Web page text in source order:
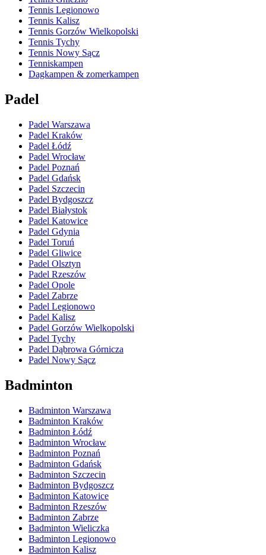
Tennis Legionowo
Tennis Kalisz
Tennis Gorzów Wielkopolski
Tennis Tychy
Tennis Nowy Sącz
Tenniskampen
Dagkampen & zomerkampen
Padel
Padel Warszawa
Padel Kraków
Padel Łódź
Padel Wrocław
Padel Poznań
Padel Gdańsk
Padel Szczecin
Padel Bydgoszcz
Padel Białystok
Padel Katowice
Padel Gdynia
Padel Toruń
Padel Gliwice
Padel Olsztyn
Padel Rzeszów
Padel Opole
Padel Zabrze
Padel Legionowo
Padel Kalisz
Padel Gorzów Wielkopolski
Padel Tychy
Padel Dąbrowa Górnicza
Padel Nowy Sącz
Badminton
Badminton Warszawa
Badminton Kraków
Badminton Łódź
Badminton Wrocław
Badminton Poznań
Badminton Gdańsk
Badminton Szczecin
Badminton Bydgoszcz
Badminton Katowice
Badminton Rzeszów
Badminton Zabrze
Badminton Wieliczka
Badminton Legionowo
Badminton Kalisz